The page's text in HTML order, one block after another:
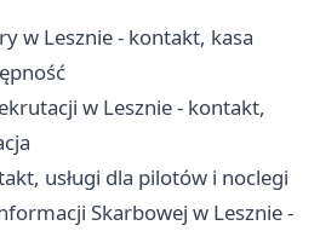
w Lesznie - kontakt, kasa
w Lesznie - kontakt,
usługi dla pilotów i noclegi
Skarbowej w Lesznie -